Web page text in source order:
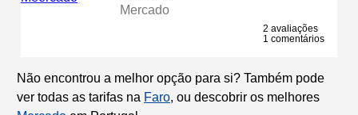
Mercado
2 avaliações
1 comentários
Não encontrou a melhor opção para si? Também pode
ver todas as tarifas na Faro, ou descobrir os melhores